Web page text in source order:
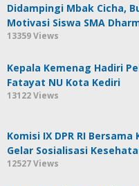
Didampingi Mbak Cicha,
Motivasi Siswa SMA
13359 Views
Kepala Kemenag Hadiri
Fatayat NU Kota Kediri
13122 Views
Komisi IX DPR RI Bersama
Gelar Sosialisasi
12527 Views